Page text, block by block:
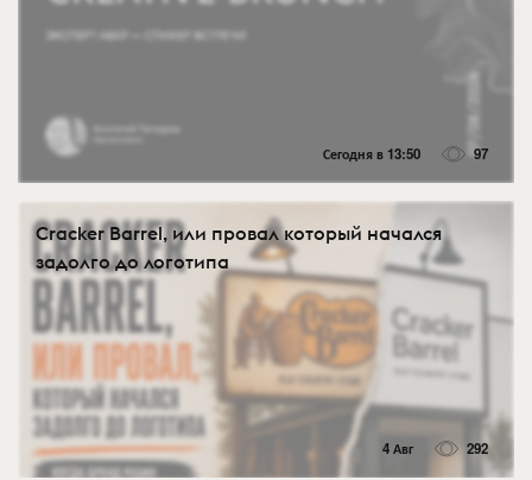
Сегодня в 13:50 97
Cracker Barrel, или провал который начался
задолго до логотипа
4 Авг 292